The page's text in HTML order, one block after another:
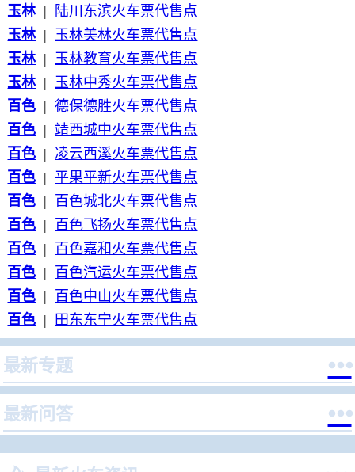
玉林 |
陆川东滨火车票代售点
玉林 | 玉林美林火车票代售点
玉林 | 玉林教育火车票代售点
玉林 | 玉林中秀火车票代售点
百色 | 德保德胜火车票代售点
百色 | 靖西城中火车票代售点
百色 | 凌云西溪火车票代售点
百色 | 平果平新火车票代售点
百色 | 百色城北火车票代售点
百色 | 百色飞扬火车票代售点
百色 | 百色嘉和火车票代售点
百色 | 百色汽运火车票代售点
百色 | 百色中山火车票代售点
百色 | 田东东宁火车票代售点
最新专题 
最新问答 